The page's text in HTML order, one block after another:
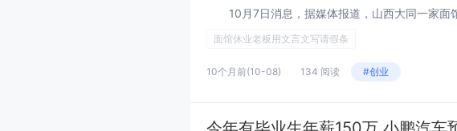
面馆休业老板用文言文写请假条
10个月前(10-08) 134 阅读 #创业